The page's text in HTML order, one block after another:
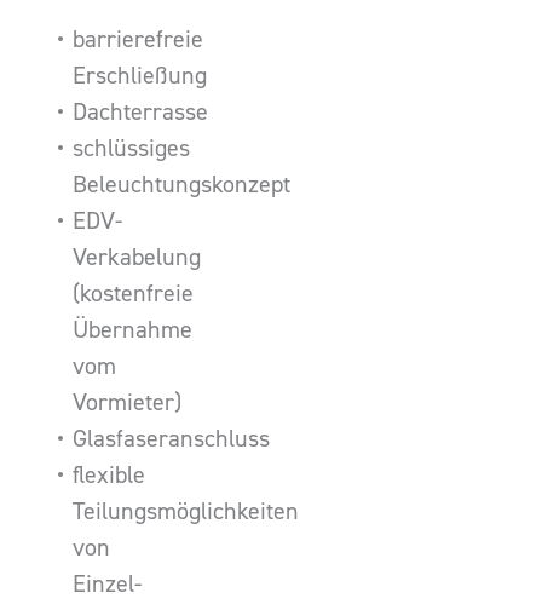
barrierefreie
Erschließung
Dachterrasse
schlüssiges
Beleuchtungskonzept
EDV-
Verkabelung
(kostenfreie
Übernahme
vom
Vormieter)
Glasfaseranschluss
flexible
Teilungsmöglichkeiten
von
Einzel-